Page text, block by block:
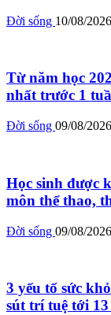
Đời sống 10/08/2026
Từ năm học
nhất trước 1
Đời sống 09/08/2026
Học sinh được
môn thể thao,
Đời sống 09/08/2026
3 yếu tố sức
sút trí tuệ tới